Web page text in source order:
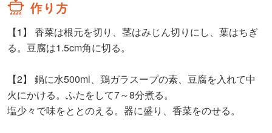
【1】 香菜は根元を切り、茎はみじん切りにし、葉はちぎ
る。豆腐は1.5cm角に切る。
【2】 鍋に水500ml、鶏ガラスープの素、豆腐を入れて中
火にかける。ふたをして7～8分煮る。
塩少々で味をととのえる。器に盛り、香菜をのせる。